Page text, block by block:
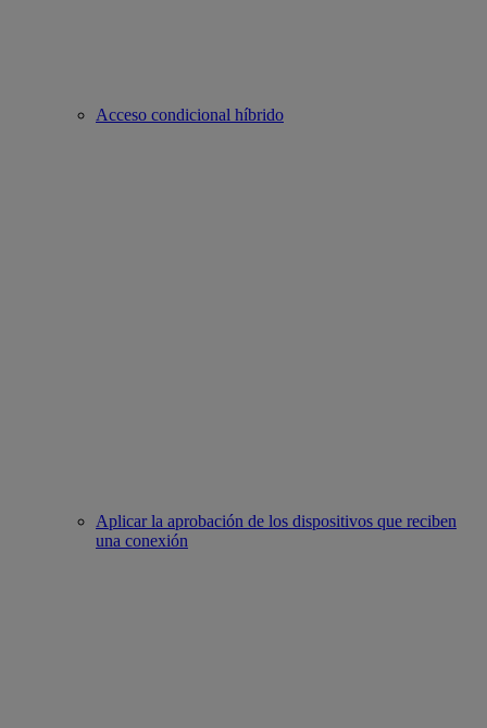
Acceso condicional híbrido
Aplicar la aprobación de los dispositivos que reciben
una conexión